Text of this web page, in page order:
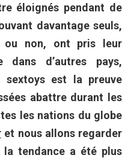
éloignés pendant de
davantage seuls,
ou non, ont pris leur
dans d’autres pays,
sextoys est la preuve
abattre durant les
les nations du globe
et nous allons regarder
tendance a été plus